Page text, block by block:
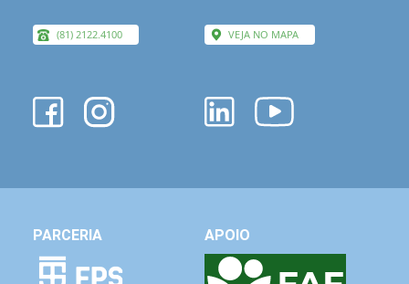
(81) 2122.4100 VEJA NO MAPA
PARCERIA APOIO